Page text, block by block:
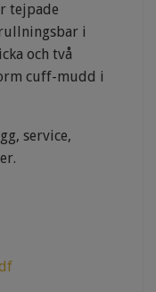
tejpade
i
och två
cuff-mudd i
service,